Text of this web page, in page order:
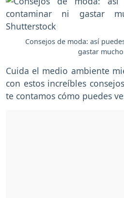
Consejos de moda: así
gastar
Cuida el medio ambiente
con estos increíbles
te contamos cómo puedes